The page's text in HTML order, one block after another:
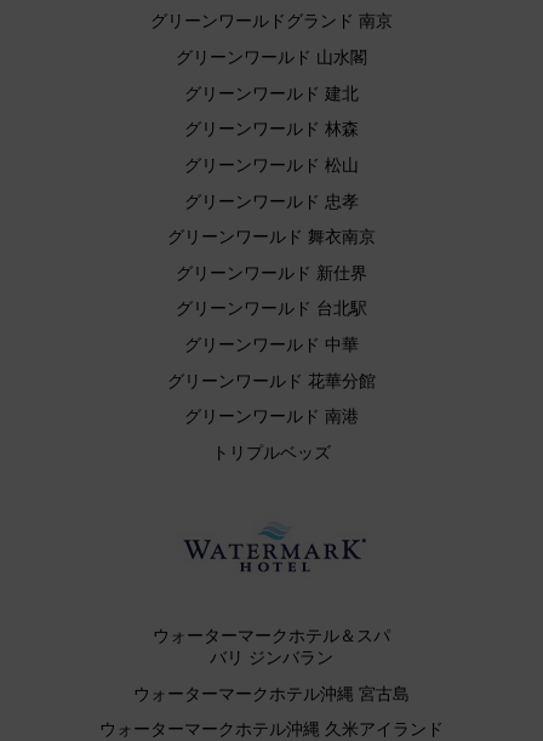
グリーンワールドグランド 南京
グリーンワールド 山水閣
グリーンワールド 建北
グリーンワールド 林森
グリーンワールド 松山
グリーンワールド 忠孝
グリーンワールド 舞衣南京
グリーンワールド 新仕界
グリーンワールド 台北駅
グリーンワールド 中華
グリーンワールド 花華分館
グリーンワールド 南港
トリプルベッズ
ウォーターマークホテル＆スパ
バリ ジンバラン
ウォーターマークホテル沖縄 宮古島
ウォーターマークホテル沖縄 久米アイランド